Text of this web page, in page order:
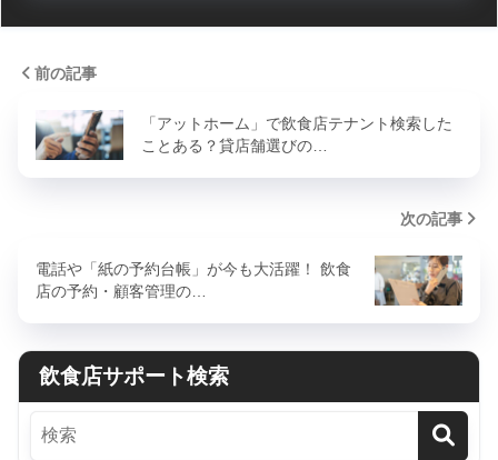
前の記事
「アットホーム」で飲食店テナント検索した
ことある？貸店舗選びの…
次の記事
電話や「紙の予約台帳」が今も大活躍！ 飲食
店の予約・顧客管理の…
飲食店サポート検索